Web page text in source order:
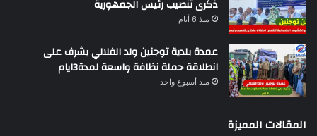
ذكرى تنصيب رئيس الجمهورية
منذ 6 أيام
عمدة بلدية توجنين ولد الفلالي يشرف على
انطلاقة حملة نظافة واسعة لمدة3ايام
منذ أسبوع واحد
المقالات المميزة